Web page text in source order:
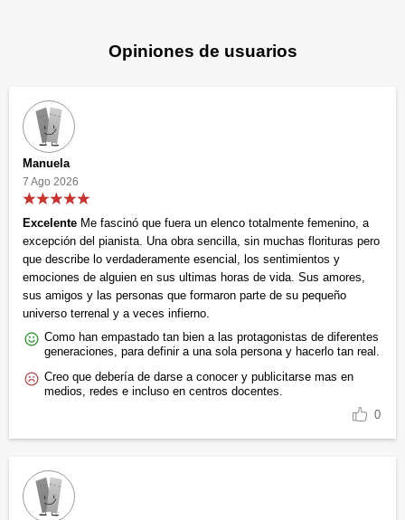
Opiniones de usuarios
Manuela
7 Ago 2026
Excelente Me fascinó que fuera un elenco totalmente femenino, a
excepción del pianista. Una obra sencilla, sin muchas florituras pero
que describe lo verdaderamente esencial, los sentimientos y
emociones de alguien en sus ultimas horas de vida. Sus amores,
sus amigos y las personas que formaron parte de su pequeño
universo terrenal y a veces infierno.
Como han empastado tan bien a las protagonistas de diferentes
generaciones, para definir a una sola persona y hacerlo tan real.
Creo que debería de darse a conocer y publicitarse mas en
medios, redes e incluso en centros docentes.
0